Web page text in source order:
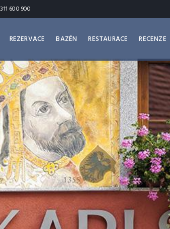
600 900
REZERVACE BAZÉN RESTAURACE RECENZE